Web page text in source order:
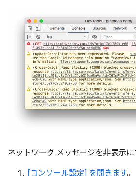
ネットワーク メッセージを非表示
[コンソール設定] を開きます。